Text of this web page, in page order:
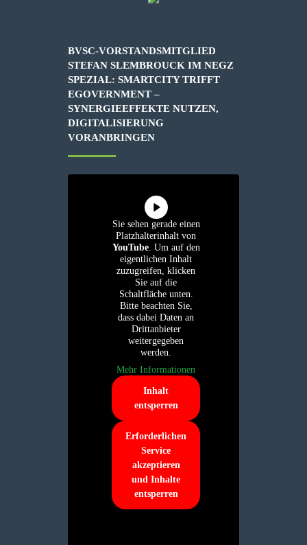
BVSC-VORSTANDSMITGLIED
STEFAN SLEMBROUCK IM NEGZ
SPEZIAL: SMARTCITY TRIFFT
EGOVERNMENT –
SYNERGIEEFFEKTE NUTZEN,
DIGITALISIERUNG
VORANBRINGEN
Sie sehen gerade einen
Platzhalterinhalt von
YouTube. Um auf den
eigentlichen Inhalt
zuzugreifen, klicken
Sie auf die
Schaltfläche unten.
Bitte beachten Sie,
dass dabei Daten an
Drittanbieter
weitergegeben
werden.
Mehr Informationen
Inhalt
entsperren
Erforderlichen
Service
akzeptieren
und Inhalte
entsperren